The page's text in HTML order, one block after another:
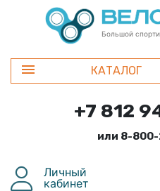
Большой
КАТАЛОГ
+7 812
или 8-
Личный
кабинет